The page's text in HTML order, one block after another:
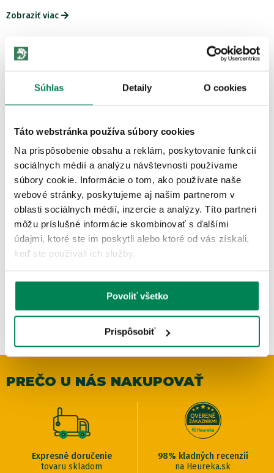
Súhlas Detaily O cookies
Táto webstránka používa súbory cookies
Na prispôsobenie obsahu a reklám, poskytovanie funkcií
sociálnych médií a analýzu návštevnosti používame
súbory cookie. Informácie o tom, ako používate naše
webové stránky, poskytujeme aj našim partnerom v
oblasti sociálnych médií, inzercie a analýzy. Títo partneri
môžu príslušné informácie skombinovať s ďalšími
údajmi, ktoré ste im poskytli alebo ktoré od vás získali,
keď ste používali ich služby.
Povoliť všetko
Prispôsobiť
Zobraziť viac
ĎALŠIE PRODUKTY TEJ ISTEJ
LETNÝ VÝPREDAJ
Berkley Fluorocarbon Sick FC Leader Clear 50m
Skladom/ u vás už 11.08.
OD 9.49 €
pôvodneod 11.17 €
PREČO U NÁS NAKUPOVAŤ
Expresné doručenie
tovaru skladom
98% kladných recenzií
na Heureka.sk